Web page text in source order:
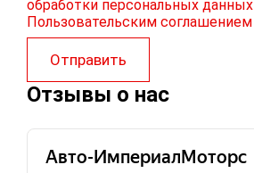
обработки персональных данных
Пользовательским соглашением
Отправить
Отзывы о нас